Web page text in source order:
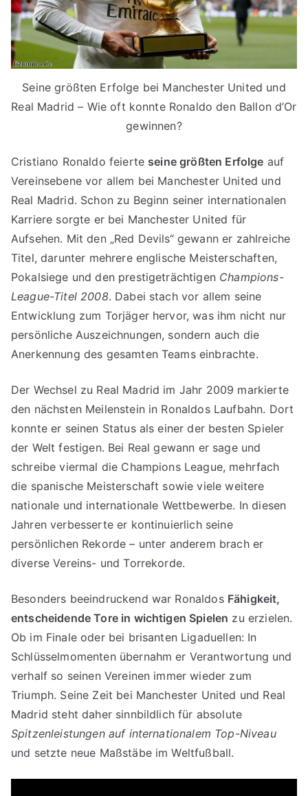
Seine größten Erfolge bei Manchester United und
Real Madrid – Wie oft konnte Ronaldo den Ballon d’Or
gewinnen?
Cristiano Ronaldo feierte seine größten Erfolge auf
Vereinsebene vor allem bei Manchester United und
Real Madrid. Schon zu Beginn seiner internationalen
Karriere sorgte er bei Manchester United für
Aufsehen. Mit den „Red Devils“ gewann er zahlreiche
Titel, darunter mehrere englische Meisterschaften,
Pokalsiege und den prestigeträchtigen Champions-
League-Titel 2008. Dabei stach vor allem seine
Entwicklung zum Torjäger hervor, was ihm nicht nur
persönliche Auszeichnungen, sondern auch die
Anerkennung des gesamten Teams einbrachte.
Der Wechsel zu Real Madrid im Jahr 2009 markierte
den nächsten Meilenstein in Ronaldos Laufbahn. Dort
konnte er seinen Status als einer der besten Spieler
der Welt festigen. Bei Real gewann er sage und
schreibe viermal die Champions League, mehrfach
die spanische Meisterschaft sowie viele weitere
nationale und internationale Wettbewerbe. In diesen
Jahren verbesserte er kontinuierlich seine
persönlichen Rekorde – unter anderem brach er
diverse Vereins- und Torrekorde.
Besonders beeindruckend war Ronaldos Fähigkeit,
entscheidende Tore in wichtigen Spielen zu erzielen.
Ob im Finale oder bei brisanten Ligaduellen: In
Schlüsselmomenten übernahm er Verantwortung und
verhalf so seinen Vereinen immer wieder zum
Triumph. Seine Zeit bei Manchester United und Real
Madrid steht daher sinnbildlich für absolute
Spitzenleistungen auf internationalem Top-Niveau
und setzte neue Maßstäbe im Weltfußball.